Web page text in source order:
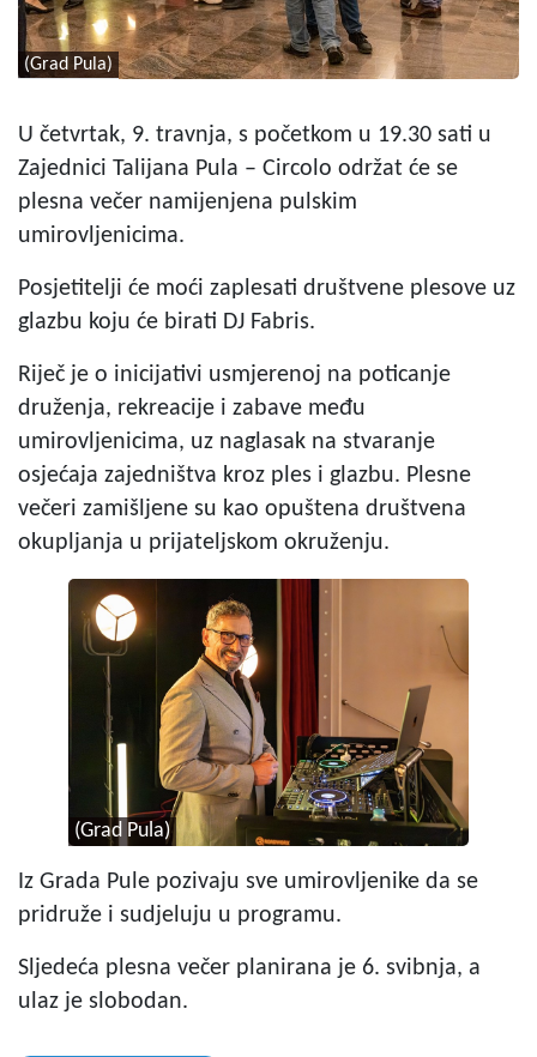
(Grad Pula)
U četvrtak, 9. travnja, s početkom u 19.30 sati u
Zajednici Talijana Pula – Circolo održat će se
plesna večer namijenjena pulskim
umirovljenicima.
Posjetitelji će moći zaplesati društvene plesove uz
glazbu koju će birati DJ Fabris.
Riječ je o inicijativi usmjerenoj na poticanje
druženja, rekreacije i zabave među
umirovljenicima, uz naglasak na stvaranje
osjećaja zajedništva kroz ples i glazbu. Plesne
večeri zamišljene su kao opuštena društvena
okupljanja u prijateljskom okruženju.
(Grad Pula)
Iz Grada Pule pozivaju sve umirovljenike da se
pridruže i sudjeluju u programu.
Sljedeća plesna večer planirana je 6. svibnja, a
ulaz je slobodan.